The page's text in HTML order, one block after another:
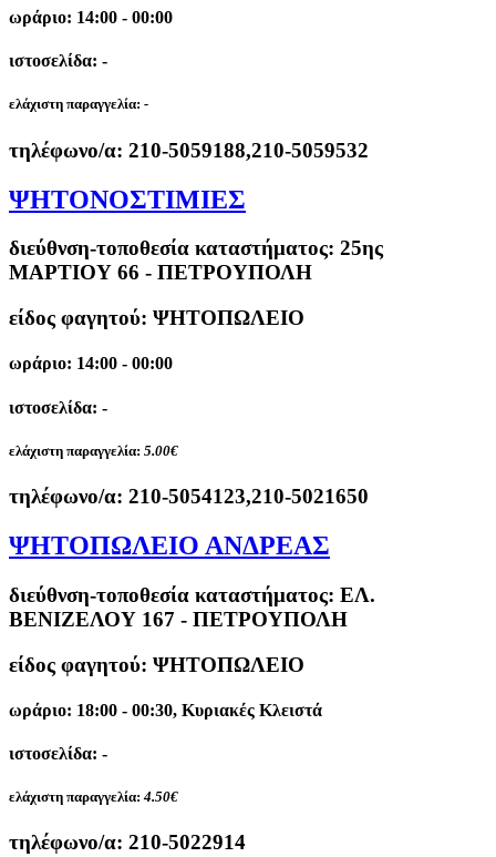
ωράριο: 14:00 - 00:00
ιστοσελίδα: -
ελάχιστη παραγγελία: -
τηλέφωνο/α: 210-5059188,210-5059532
ΨΗΤΟΝΟΣΤΙΜΙΕΣ
διεύθνση-τοποθεσία καταστήματος: 25ης
ΜΑΡΤΙΟΥ 66 - ΠΕΤΡΟΥΠΟΛΗ
είδος φαγητού: ΨΗΤΟΠΩΛΕΙΟ
ωράριο: 14:00 - 00:00
ιστοσελίδα: -
ελάχιστη παραγγελία: 5.00€
τηλέφωνο/α: 210-5054123,210-5021650
ΨΗΤΟΠΩΛΕΙΟ ΑΝΔΡΕΑΣ
διεύθνση-τοποθεσία καταστήματος: ΕΛ.
ΒΕΝΙΖΕΛΟΥ 167 - ΠΕΤΡΟΥΠΟΛΗ
είδος φαγητού: ΨΗΤΟΠΩΛΕΙΟ
ωράριο: 18:00 - 00:30, Κυριακές Κλειστά
ιστοσελίδα: -
ελάχιστη παραγγελία: 4.50€
τηλέφωνο/α: 210-5022914